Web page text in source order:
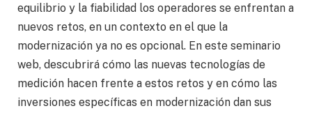
equilibrio y la fiabilidad los operadores se enfrentan a
nuevos retos, en un contexto en el que la
modernización ya no es opcional. En este seminario
web, descubrirá cómo las nuevas tecnologías de
medición hacen frente a estos retos y en cómo las
inversiones específicas en modernización dan sus